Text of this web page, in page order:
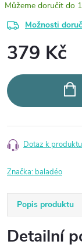
Možnosti
379 Kč
cena:
Dotaz k produktu
Značka: baladéo
Popis produktu
Detailní